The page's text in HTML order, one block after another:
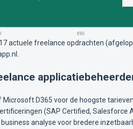
€90
actuele freelance opdrachten
Microsoft D365 voor de hoogste tarieven
(SAP Certified, Salesforce
analyse voor bredere